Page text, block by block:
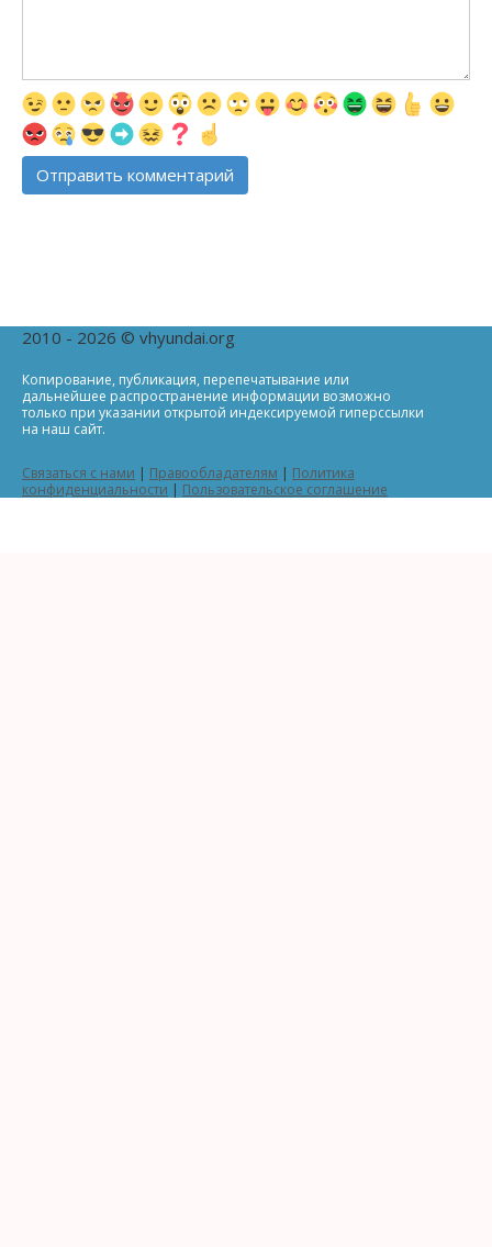
2010 - 2026 © vhyundai.org
Копирование, публикация, перепечатывание или
дальнейшее распространение информации возможно
только при указании открытой индексируемой гиперссылки
на наш сайт.
Связаться с нами | Правообладателям | Политика
конфиденциальности | Пользовательское соглашение